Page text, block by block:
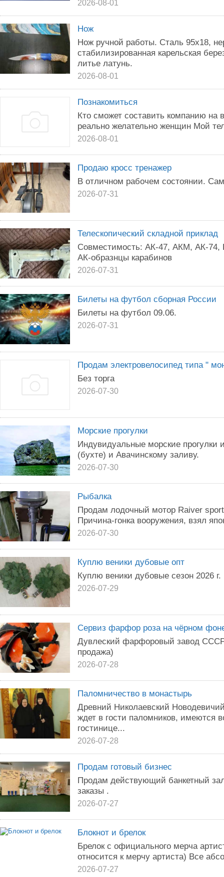
2026-08-01
Нож
Нож ручной работы. Сталь 95х18,
стабилизированная карельская
литье латунь.
2026-08-01
Познакомиться
Кто сможет составить компанию на
реально желательно женщин Мой
2026-08-01
Продаю кросс тренажер
В отличном рабочем состоянии.
2026-07-31
Телескопический складной приклад
Совместимость: АК-47, АКМ, АК-
АК-образнцы карабинов
2026-07-31
Билеты на футбол сборная России
Билеты на футбол 09.06.
2026-07-31
Продам электровелосипед типа "
Без торга
2026-07-30
Морские прогулки
Индувидуальные морские прогулки
(бухте) и Авачинскому заливу.
2026-07-30
Рыбалка
Продам лодочный мотор Raiver
Причина-гонка вооружения, взял
2026-07-30
Куплю веники дубовые опт
Куплю веники дубовые сезон 2026 г.
2026-07-29
Сервиз фарфор роза на чёрном
Дувлеский фарфоровый завод СССР
продажа)
2026-07-28
Паломничество в монастырь
Древний Николаевский
ждет в гости паломников, имеются
гостинице...
2026-07-28
Продам готовый бизнес
Продам действующий банкетный
заказы .
2026-07-27
Блокнот и брелок
Брелок с официального мерча
относится к мерчу артиста) Все
2026-07-27